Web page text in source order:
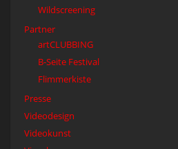
Wildscreening
Partner
artCLUBBING
B-Seite Festival
Flimmerkiste
Presse
Videodesign
Videokunst